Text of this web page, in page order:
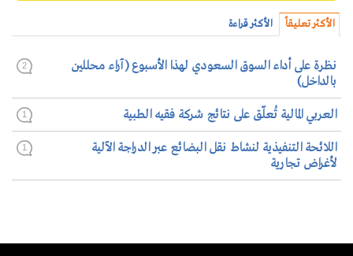
الأكثر تعليقاً الأكثر قراءة
نظرة على أداء السوق السعودي لهذا الأسبوع (آراء محللين
بالداخل)
2
العربي المالية تُعلّق على نتائج شركة فقيه الطبية 1
اللائحة التنفيذية لنشاط نقل البضائع عبر الدراجة الآلية
لأغراض تجارية
1